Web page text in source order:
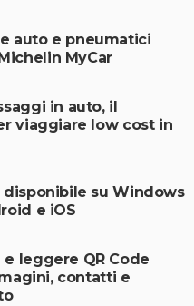
auto e pneumatici
MyCar
in auto, il
viaggiare low cost in
disponibile su Windows
e iOS
e leggere QR Code
contatti e